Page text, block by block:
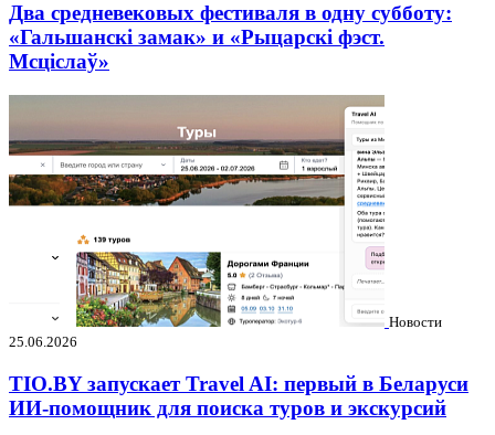
Два средневековых фестиваля в одну субботу:
«Гальшанскі замак» и «Рыцарскі фэст.
Мсціслаў»
Новости
25.06.2026
TIO.BY запускает Travel AI: первый в Беларуси
ИИ-помощник для поиска туров и экскурсий